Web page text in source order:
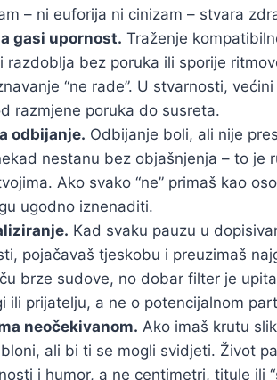
– ni euforija ni cinizam – stvara
gasi upornost. Traženje
razdoblja bez poruka ili sporije
“ne rade”. U stvarnosti,
razmjene poruka do susreta.
odbijanje. Odbijanje boli, ali nije
nestanu bez objašnjenja – to je
Ako svako “ne” primaš kao
ugodno iznenaditi.
Kad svaku pauzu u
pojačavaš tjeskobu i preuzimaš
brze sudove, no dobar filter je
ili prijatelju, a ne o potencijalnom
neočekivanom. Ako imaš krutu
ali bi ti se mogli svidjeti. Život
i humor, a ne centimetri, titule ili